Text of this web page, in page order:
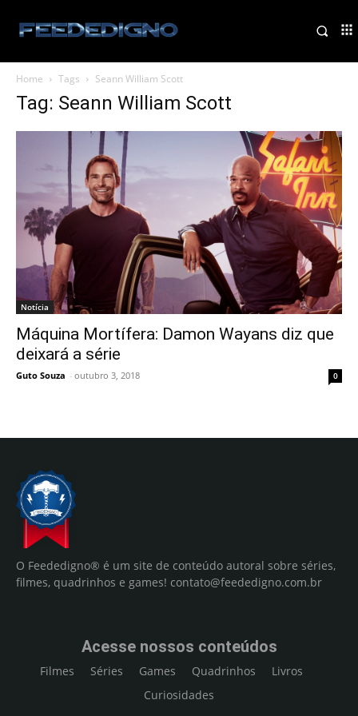
Home Tags Seann William Scott
Tag: Seann William Scott
Notícia
Máquina Mortífera: Damon Wayans diz que
deixará a série
Guto Souza - outubro 3, 2018 0
O Feededigno® é um site de conteúdo autoral sobre séries,
filmes, quadrinhos e games! contato@feededigno.com.br
Acesse nossos conteúdos
Filmes Séries Games Quadrinhos
Livros
Curiosidades